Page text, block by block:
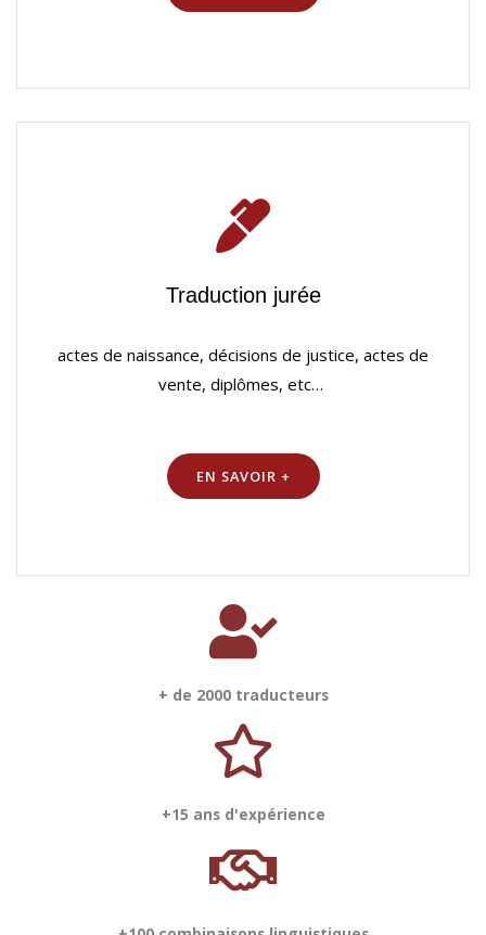
Traduction jurée
actes de naissance, décisions de justice, actes de
vente, diplômes, etc…
EN SAVOIR +
+ de 2000 traducteurs
+15 ans d'expérience